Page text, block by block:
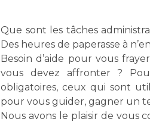
Que sont les tâches
Des heures de paperasse à
Besoin d’aide pour vous
vous devez affronter ?
obligatoires, ceux qui sont
pour vous guider, gagner un
Nous avons le plaisir de vous